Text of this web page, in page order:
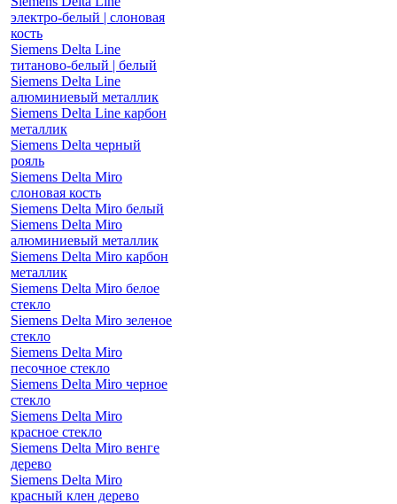
электро-белый | слоновая
кость
Siemens Delta Line
титаново-белый | белый
Siemens Delta Line
алюминиевый металлик
Siemens Delta Line карбон
металлик
Siemens Delta черный
рояль
Siemens Delta Miro
слоновая кость
Siemens Delta Miro белый
Siemens Delta Miro
алюминиевый металлик
Siemens Delta Miro карбон
металлик
Siemens Delta Miro белое
стекло
Siemens Delta Miro зеленое
стекло
Siemens Delta Miro
песочное стекло
Siemens Delta Miro черное
стекло
Siemens Delta Miro
красное стекло
Siemens Delta Miro венге
дерево
Siemens Delta Miro
красный клен дерево